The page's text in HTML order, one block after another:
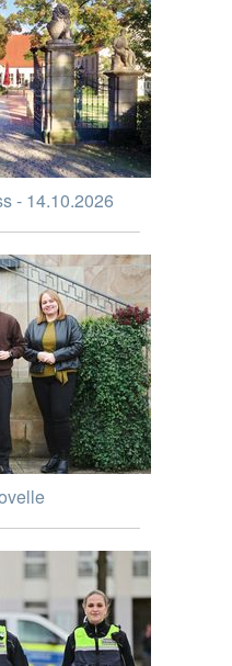
- 14.10.2026